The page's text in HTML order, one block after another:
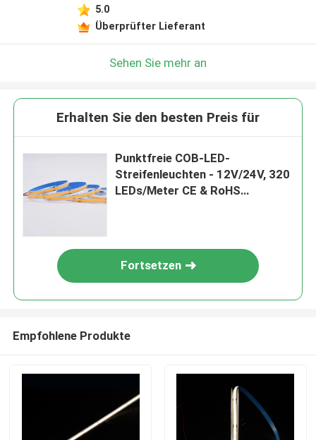
5.0
Überprüfter Lieferant
Sehen Sie mehr an
Erhalten Sie den besten Preis für
Punktfreie COB-LED-
Streifenleuchten - 12V/24V, 320
LEDs/Meter CE & RoHS
Fortsetzen
Empfohlene Produkte